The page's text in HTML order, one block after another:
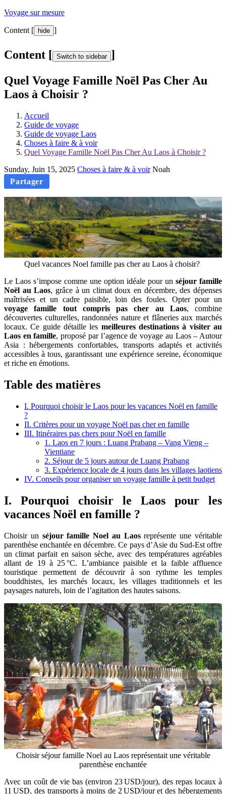
Voyage sur mesure
Content [ hide ]
Content [ Switch to sidebar ]
Quel Voyage Famille Noël Pas Cher Au
Laos à Choisir ?
Accueil
Guide de voyage
Guide de voyage Laos
Choses à faire & à voir
Quel Voyage Famille Noël Pas Cher Au Laos à Choisir ?
Sunday, Juin 15, 2025 Choses à faire & à voir Noah
Partager
Quel vacances Noel famille pas cher au Laos à choisir?
Le Laos s’impose comme une option idéale pour un séjour famille
Noël au Laos, grâce à un climat doux en décembre, des dépenses
maîtrisées et un cadre paisible, loin des foules. Opter pour un
voyage famille tout compris pas cher au Laos, combine
découvertes culturelles, randonnées nature et flâneries aux marchés
locaux. Ce guide détaille les meilleures destinations à visiter au
Laos en famille, proposé par l’agence de voyage au Laos – Autour
Asia : hébergements confortables, transports adaptés et activités
accessibles à tous, garantissant une expérience sereine, économique
et riche en émotions.
Table des matières
I. Pourquoi choisir le Laos pour les vacances Noël en famille
?
II. Critères pour un voyage Noël pas cher en famille
III. Itinéraires pas chers pour Noël en famille
1. Laos en 7 jours : Luang Prabang – Vang Vieng –
Vientiane
2. Séjour de 5 jours autour de Luang Prabang
3. Expérience locale de 4 jours dans les villages laotiens
IV. Conseils pour organiser un voyage famille à petit budget
I. Pourquoi choisir le Laos pour les
vacances Noël en famille ?
Choisir un séjour famille Noel au Laosreprésente une véritable
parenthèse enchantée en décembre. Ce pays d’Asie du Sud-Est offre
un climat parfait en saison sèche, avec des températures agréables
allant de 19 à 25 °C. L’ambiance paisible et la faible affluence
touristique permettent de découvrir à son rythme les temples
bouddhistes, les marchés locaux, les villages traditionnels et les
paysages naturels, loin de l’agitation des hautes saisons.
Choisir séjour famille Noel au Laos représentait une véritable
parenthèse enchantée
Avec un coût de vie bas (environ 23 USD/jour), des repas locaux à
11 USD, des transports à moins de 2 USD/jour et des hébergements